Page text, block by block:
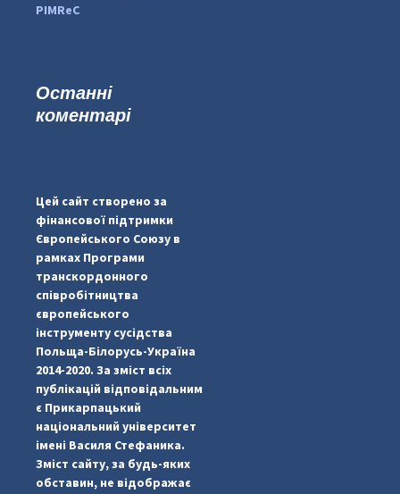
PIMReC
Останні
коментарі
Цей сайт створено за
фінансової підтримки
Європейського Союзу в
рамках Програми
транскордонного
співробітництва
європейського
інструменту сусідства
Польща-Білорусь-Україна
2014-2020. За зміст всіх
публікацій відповідальним
є Прикарпацький
національний університет
імені Василя Стефаника.
Зміст сайту, за будь-яких
обставин, не відображає